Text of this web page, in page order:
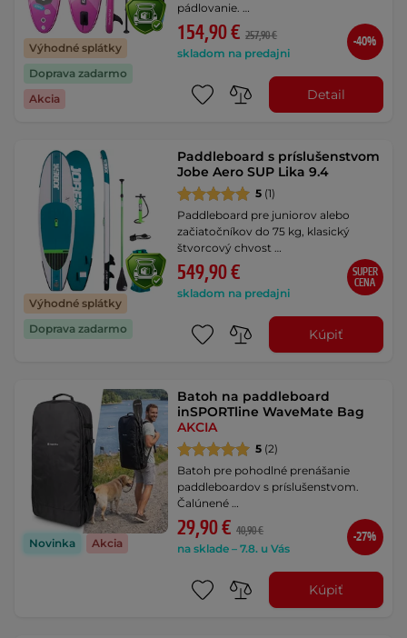
Výhodné splátky
Doprava zadarmo
Akcia
pádlovanie. …
154,90 € 257,90 €
skladom na predajni
-40%
Detail
Výhodné splátky
Doprava zadarmo
Paddleboard s príslušenstvom
Jobe Aero SUP Lika 9.4
5 (1)
Paddleboard pre juniorov alebo
začiatočníkov do 75 kg, klasický
štvorcový chvost …
549,90 €
skladom na predajni
SUPER
CENA
Kúpiť
Novinka Akcia
Batoh na paddleboard
inSPORTline WaveMate Bag
AKCIA
5 (2)
Batoh pre pohodlné prenášanie
paddleboardov s príslušenstvom.
Čalúnené …
29,90 € 40,90 €
na sklade – 7.8. u Vás
-27%
Kúpiť